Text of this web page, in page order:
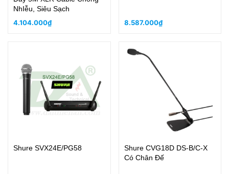
NhIễu, Siêu Sạch
4.104.000₫
8.587.000₫
Shure SVX24E/PG58
Shure CVG18D DS-B/C-X
Có Chân Đế